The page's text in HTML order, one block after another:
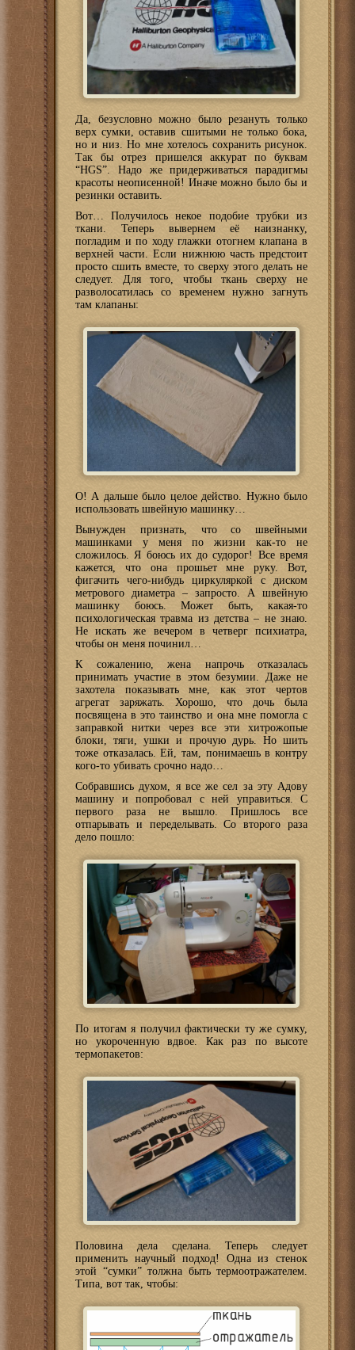
Да, безусловно можно было резануть только
верх сумки, оставив сшитыми не только бока,
но и низ. Но мне хотелось сохранить рисунок.
Так бы отрез пришелся аккурат по буквам
“HGS”. Надо же придерживаться парадигмы
красоты неописенной! Иначе можно было бы и
резинки оставить.
Вот… Получилось некое подобие трубки из
ткани. Теперь вывернем её наизнанку,
погладим и по ходу глажки отогнем клапана в
верхней части. Если нижнюю часть предстоит
просто сшить вместе, то сверху этого делать не
следует. Для того, чтобы ткань сверху не
разволосатилась со временем нужно загнуть
там клапаны:
О! А дальше было целое действо. Нужно было
использовать швейную машинку…
Вынужден признать, что со швейными
машинками у меня по жизни как-то не
сложилось. Я боюсь их до судорог! Все время
кажется, что она прошьет мне руку. Вот,
фигачить чего-нибудь циркуляркой с диском
метрового диаметра – запросто. А швейную
машинку боюсь. Может быть, какая-то
психологическая травма из детства – не знаю.
Не искать же вечером в четверг психиатра,
чтобы он меня починил…
К сожалению, жена напрочь отказалась
принимать участие в этом безумии. Даже не
захотела показывать мне, как этот чертов
агрегат заряжать. Хорошо, что дочь была
посвящена в это таинство и она мне помогла с
заправкой нитки через все эти хитрожопые
блоки, тяги, ушки и прочую дурь. Но шить
тоже отказалась. Ей, там, понимаешь в контру
кого-то убивать срочно надо…
Собравшись духом, я все же сел за эту Адову
машину и попробовал с ней управиться. С
первого раза не вышло. Пришлось все
отпарывать и переделывать. Со второго раза
дело пошло:
По итогам я получил фактически ту же сумку,
но укороченную вдвое. Как раз по высоте
термопакетов:
Половина дела сделана. Теперь следует
применить научный подход! Одна из стенок
этой “сумки” толжна быть термоотражателем.
Типа, вот так, чтобы: